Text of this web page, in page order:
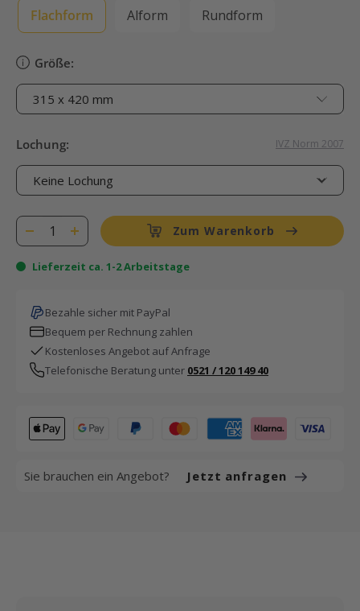
Flachform Alform Rundform
Größe:
Lochung: IVZ Norm 2007
Zum Warenkorb
Lieferzeit ca. 1-2 Arbeitstage
Bezahle sicher mit PayPal
Bequem per Rechnung zahlen
Kostenloses Angebot auf Anfrage
Telefonische Beratung unter 0521 / 120 149 40
Sie brauchen ein Angebot? Jetzt anfragen